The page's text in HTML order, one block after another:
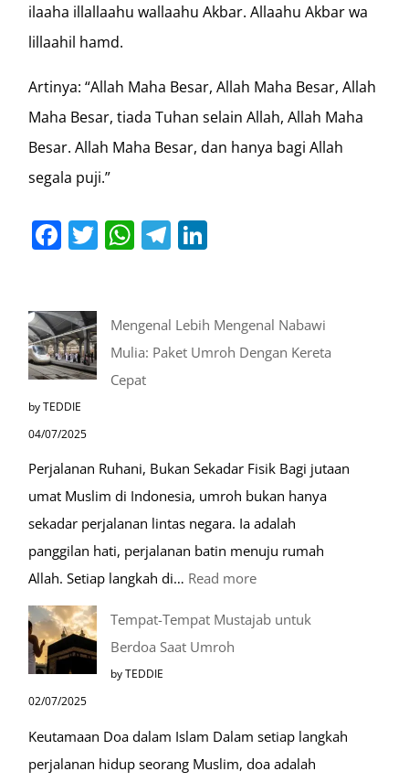
ilaaha illallaahu wallaahu Akbar. Allaahu Akbar wa
lillaahil hamd.
Artinya: “Allah Maha Besar, Allah Maha Besar, Allah
Maha Besar, tiada Tuhan selain Allah, Allah Maha
Besar. Allah Maha Besar, dan hanya bagi Allah
segala puji.”
Facebook
Twitter
WhatsApp
Telegram
Mengenal Lebih Mengenal Nabawi
Mulia: Paket Umroh Dengan Kereta
Cepat
by TEDDIE
04/07/2025
Perjalanan Ruhani, Bukan Sekadar Fisik Bagi jutaan
umat Muslim di Indonesia, umroh bukan hanya
sekadar perjalanan lintas negara. Ia adalah
panggilan hati, perjalanan batin menuju rumah
Allah. Setiap langkah di… Read more:
Paket
Umroh
Tempat-Tempat Mustajab untuk
Berdoa Saat Umroh
by TEDDIE
02/07/2025
Keutamaan Doa dalam Islam Dalam setiap langkah
perjalanan hidup seorang Muslim, doa adalah